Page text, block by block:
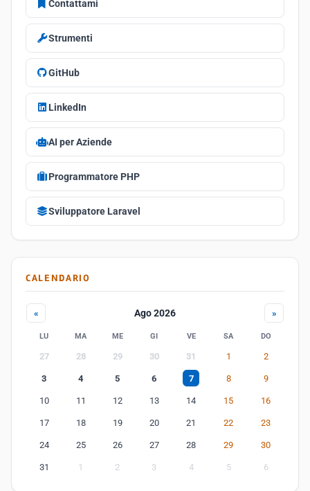
Contattami
Strumenti
GitHub
LinkedIn
AI per Aziende
Programmatore PHP
Sviluppatore Laravel
CALENDARIO
« Ago 2026 »
LU MA ME GI VE SA DO
27 28 29 30 31 1 2
3 4 5 6 7 8 9
10 11 12 13 14 15 16
17 18 19 20 21 22 23
24 25 26 27 28 29 30
31 1 2 3 4 5 6